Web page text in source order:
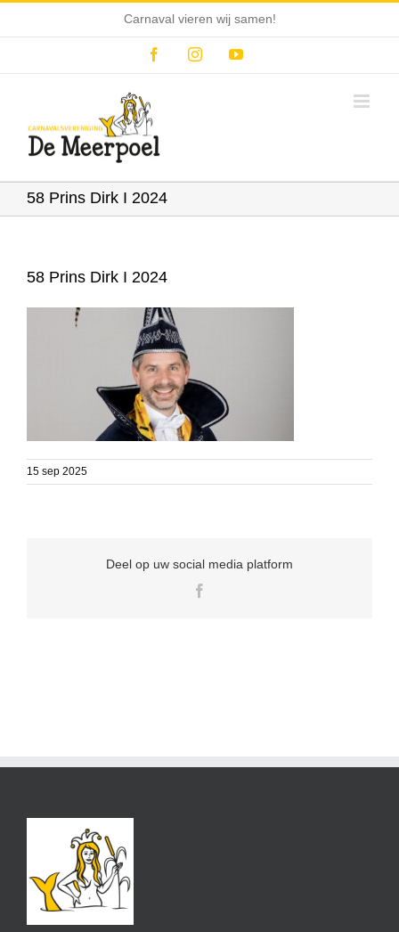
Carnaval vieren wij samen!
FacebookInstagramYouTube
58 Prins Dirk I 2024
58 Prins Dirk I 2024
15 sep 2025
Deel op uw social media platform